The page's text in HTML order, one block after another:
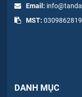
Email:
MST: 0309862819
DANH MỤC